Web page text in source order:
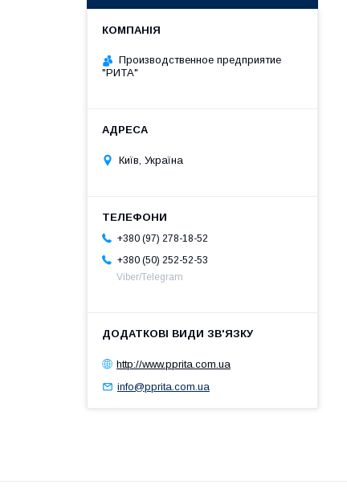
Производственное предприятие
"РИТА"
Київ, Україна
+380 (97) 278-18-52
+380 (50) 252-52-53
Viber/Telegram
http://www.pprita.com.ua
info@pprita.com.ua